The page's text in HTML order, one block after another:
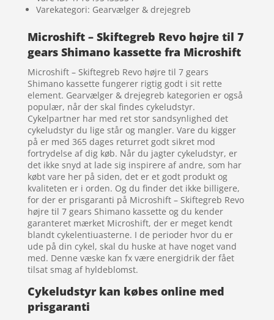
Varekategori: Gearvælger & drejegreb
Microshift – Skiftegreb Revo højre til 7
gears Shimano kassette fra Microshift
Microshift – Skiftegreb Revo højre til 7 gears
Shimano kassette fungerer rigtig godt i sit rette
element. Gearvælger & drejegreb kategorien er også
populær, når der skal findes cykeludstyr.
Cykelpartner har med ret stor sandsynlighed det
cykeludstyr du lige står og mangler. Vare du kigger
på er med 365 dages returret godt sikret mod
fortrydelse af dig køb. Når du jagter cykeludstyr, er
det ikke snyd at lade sig inspirere af andre, som har
købt vare her på siden, det er et godt produkt og
kvaliteten er i orden. Og du finder det ikke billigere,
for der er prisgaranti på Microshift – Skiftegreb Revo
højre til 7 gears Shimano kassette og du kender
garanteret mærket Microshift, der er meget kendt
blandt cykelentiuasterne. I de perioder hvor du er
ude på din cykel, skal du huske at have noget vand
med. Denne væske kan fx være energidrik der fået
tilsat smag af hyldeblomst.
Cykeludstyr kan købes online med
prisgaranti